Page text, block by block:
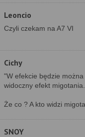
Leoncio
Czyli czekam na A7 VI
Cichy
"W efekcie będzie
widoczny efekt
Że co ? A kto widzi
SNOY